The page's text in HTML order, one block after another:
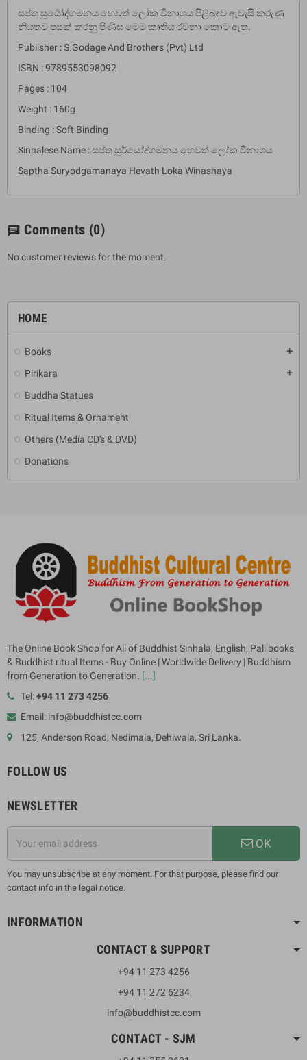
HOME
Books add
Pirikara add
Buddha Statues
Ritual Items & Ornament
Others (Media CD's & DVD)
Donations
සප්ත සූර්‍යෝද්ගමනය හෙවත් ලෝක විනාශය පිළිබඳව ඇවැසි කරුණු
නියතව පසක් කරනු පිණිස මෙම කෘතිය රචනා කොට ඇත.
Publisher : S.Godage And Brothers (Pvt) Ltd
ISBN : 9789553098092
Pages : 104
Weight : 160g
Binding : Soft Binding
Sinhalese Name : සප්ත සූර්යෝද්ගමනය හෙවත් ලෝක විනාශය
Saptha Suryodgamanaya Hevath Loka Winashaya
chat Comments (0)
No customer reviews for the moment.
The Online Book Shop for All of Buddhist Sinhala, English, Pali books
& Buddhist ritual Items - Buy Online | Worldwide Delivery | Buddhism
from Generation to Generation. [...]
Tel:+94 11 273 4256
Email: info@buddhistcc.com
125, Anderson Road, Nedimala, Dehiwala, Sri Lanka.
FOLLOW US
NEWSLETTER
OK
You may unsubscribe at any moment. For that purpose, please find our
contact info in the legal notice.
INFORMATION
CONTACT & SUPPORT
+94 11 273 4256
+94 11 272 6234
info@buddhistcc.com
CONTACT - SJM